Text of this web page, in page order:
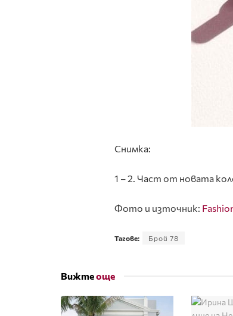
Снимка:
1 – 2. Част от новата
Фото и източник:
Тагове: Брой 78
Вижтеоще